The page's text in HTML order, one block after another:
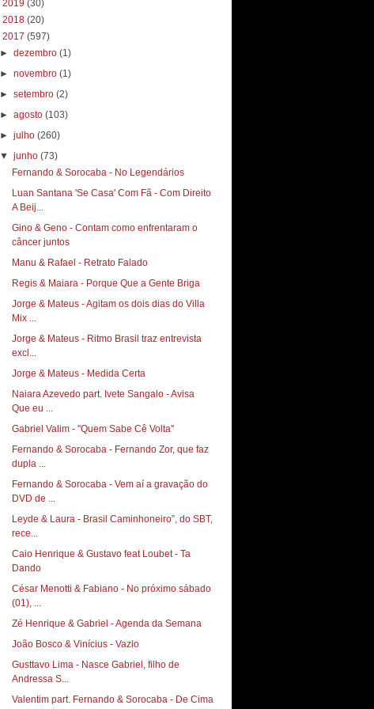
2019 (30)
2018 (20)
2017 (597)
►dezembro(1)
►novembro(1)
►setembro(2)
►agosto(103)
►julho(260)
▼junho(73)
Fernando & Sorocaba - No Legendários
Luan Santana 'Se Casa' Com Fã - Com Direito
A Beij...
Gino & Geno - Contam como enfrentaram o
câncer juntos
Manu & Rafael - Retrato Falado
Regis & Maiara - Porque Que a Gente Briga
Jorge & Mateus - Agitam os dois dias do Villa
Mix ...
Jorge & Mateus - Ritmo Brasil traz entrevista
excl...
Jorge & Mateus - Medida Certa
Naiara Azevedo part. Ivete Sangalo - Avisa
Que eu ...
Gabriel Valim - ''Quem Sabe Cê Volta''
Fernando & Sorocaba - Fernando Zor, que faz
dupla ...
Fernando & Sorocaba - Vem aí a gravação do
DVD de ...
Leyde & Laura - Brasil Caminhoneiro”, do SBT,
rece...
Caio Henrique & Gustavo feat Loubet - Ta
Dando
César Menotti & Fabiano - No próximo sábado
(01), ...
Zé Henrique & Gabriel - Agenda da Semana
João Bosco & Vinícius - Vazio
Gusttavo Lima - Nasce Gabriel, filho de
Andressa S...
Valentim part. Fernando & Sorocaba - De Cima